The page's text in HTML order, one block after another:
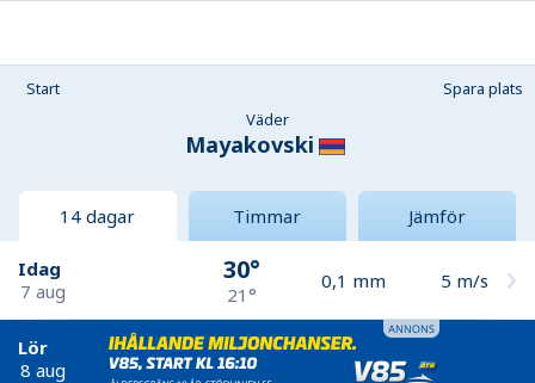
Start
Spara plats
Väder
Mayakovski
14 dagar Timmar Jämför
Idag
7 aug
30°
21°
0,1 mm 5 m/s
Lör
8 aug